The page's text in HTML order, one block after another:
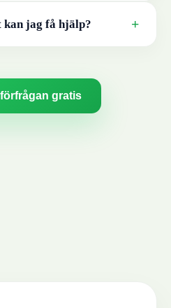
kan jag få hjälp? +
gratis